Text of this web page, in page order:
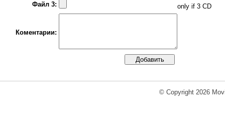
Файл 3:
only if 3 CD
Коментарии:
© Copyright 2026